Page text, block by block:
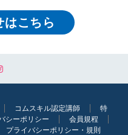
はこちら
コムスキル認定講師
特
シーポリシー
会員規程
プライバシーポリシー・規則